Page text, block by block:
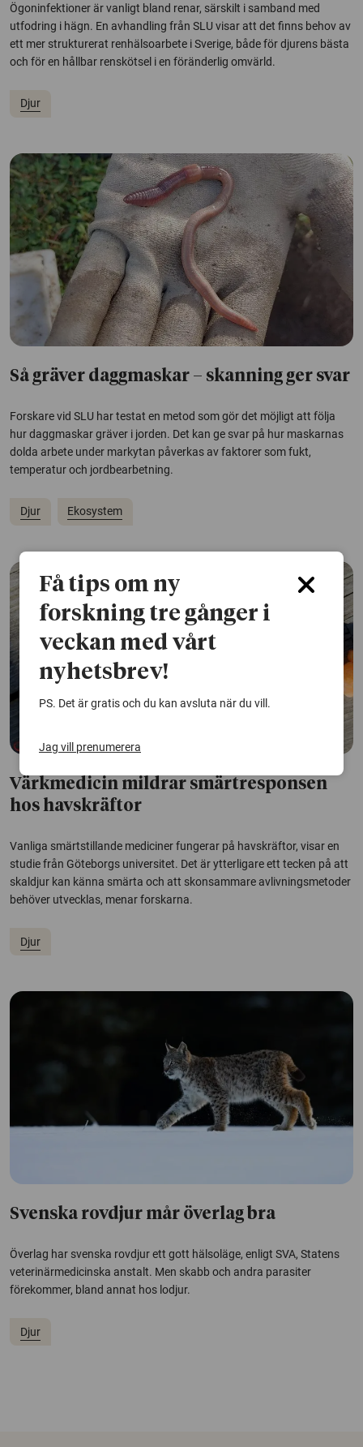
Ögoninfektioner är vanligt bland renar, särskilt i samband med
utfodring i hägn. En avhandling från SLU visar att det finns behov av
ett mer strukturerat renhälsoarbete i Sverige, både för djurens bästa
och för en hållbar renskötsel i en föränderlig omvärld.
Djur
Så gräver daggmaskar – skanning ger svar
Forskare vid SLU har testat en metod som gör det möjligt att följa
hur daggmaskar gräver i jorden. Det kan ge svar på hur maskarnas
dolda arbete under markytan påverkas av faktorer som fukt,
temperatur och jordbearbetning.
Djur Ekosystem
Värkmedicin mildrar smärtresponsen
hos havskräftor
Vanliga smärtstillande mediciner fungerar på havskräftor, visar en
studie från Göteborgs universitet. Det är ytterligare ett tecken på att
skaldjur kan känna smärta och att skonsammare avlivningsmetoder
behöver utvecklas, menar forskarna.
Djur
Svenska rovdjur mår överlag bra
Överlag har svenska rovdjur ett gott hälsoläge, enligt SVA, Statens
veterinärmedicinska anstalt. Men skabb och andra parasiter
förekommer, bland annat hos lodjur.
Djur
Få tips om ny
forskning tre gånger i
veckan med vårt
nyhetsbrev!
PS. Det är gratis och du kan avsluta när du vill.
Jag vill prenumerera